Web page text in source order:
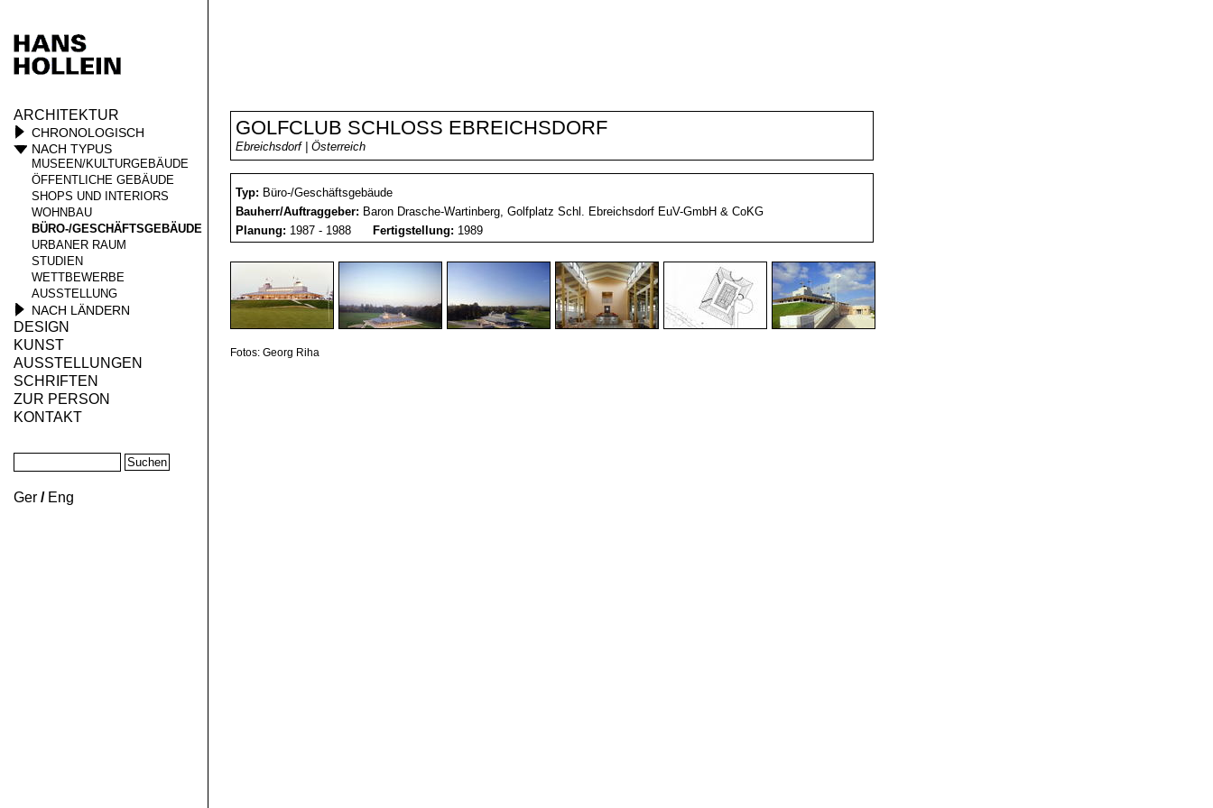
ARCHITEKTUR
CHRONOLOGISCH
NACH TYPUS
MUSEEN/KULTURGEBÄUDE
ÖFFENTLICHE GEBÄUDE
SHOPS UND INTERIORS
WOHNBAU
BÜRO-/GESCHÄFTSGEBÄUDE
URBANER RAUM
STUDIEN
WETTBEWERBE
AUSSTELLUNG
NACH LÄNDERN
DESIGN
KUNST
AUSSTELLUNGEN
SCHRIFTEN
ZUR PERSON
KONTAKT
Ger / Eng
GOLFCLUB SCHLOSS EBREICHSDORF
Ebreichsdorf | Österreich
Typ: Büro-/Geschäftsgebäude
Bauherr/Auftraggeber: Baron Drasche-Wartinberg, Golfplatz Schl. Ebreichsdorf EuV-GmbH & CoKG
Planung: 1987 - 1988 Fertigstellung: 1989
Fotos: Georg Riha